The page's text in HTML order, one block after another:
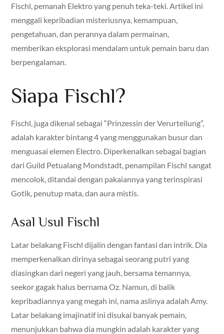
Fischl, pemanah Elektro yang penuh teka-teki. Artikel ini
menggali kepribadian misteriusnya, kemampuan,
pengetahuan, dan perannya dalam permainan,
memberikan eksplorasi mendalam untuk pemain baru dan
berpengalaman.
Siapa Fischl?
Fischl, juga dikenal sebagai “Prinzessin der Verurteilung”,
adalah karakter bintang 4 yang menggunakan busur dan
menguasai elemen Electro. Diperkenalkan sebagai bagian
dari Guild Petualang Mondstadt, penampilan Fischl sangat
mencolok, ditandai dengan pakaiannya yang terinspirasi
Gotik, penutup mata, dan aura mistis.
Asal Usul Fischl
Latar belakang Fischl dijalin dengan fantasi dan intrik. Dia
memperkenalkan dirinya sebagai seorang putri yang
diasingkan dari negeri yang jauh, bersama temannya,
seekor gagak halus bernama Oz. Namun, di balik
kepribadiannya yang megah ini, nama aslinya adalah Amy.
Latar belakang imajinatif ini disukai banyak pemain,
menunjukkan bahwa dia mungkin adalah karakter yang